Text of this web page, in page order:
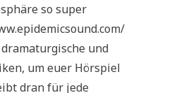
so super
und
um euer Hörspiel
dran für jede